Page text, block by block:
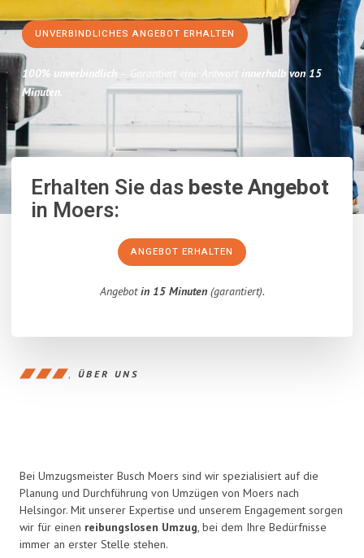
UNVERBINDLICHES ANGEBOT ERHALTEN
100% unverbindlich – Garantiert eine Antwort innerhalb von 15
Minuten.
Erhalten Sie dasbeste Angebot
in Moers:
ANGEBOT ERHALTEN
Angebotin 15 Minuten(garantiert).
ÜBER UNS
Bei Umzugsmeister Busch Moers sind wir spezialisiert auf die
Planung und Durchführung von Umzügen von Moers nach
Helsingor. Mit unserer Expertise und unserem Engagement sorgen
wir für einen reibungslosen Umzug, bei dem Ihre Bedürfnisse
immer an erster Stelle stehen.